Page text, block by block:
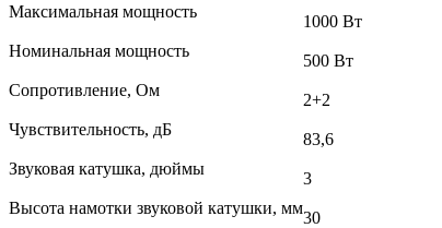
Максимальная мощность
1000 Вт
Номинальная мощность
500 Вт
Сопротивление, Ом
2+2
Чувствительность, дБ
83,6
Звуковая катушка, дюймы
3
Высота намотки звуковой катушки, мм
30